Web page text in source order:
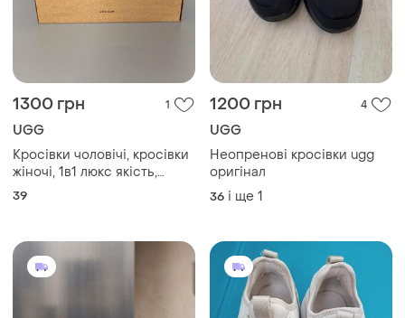
1300 грн 1
UGG
Кросівки чоловічі, кросівки
жіночі, 1в1 люкс якість,
шкіра, ugg classic ultra mini
39
1200 грн 4
UGG
Неопренові кросівки ugg
оригінал
36 і ще 1